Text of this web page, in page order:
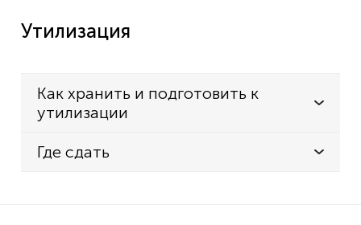
Утилизация
Как хранить и подготовить к
утилизации
Где сдать